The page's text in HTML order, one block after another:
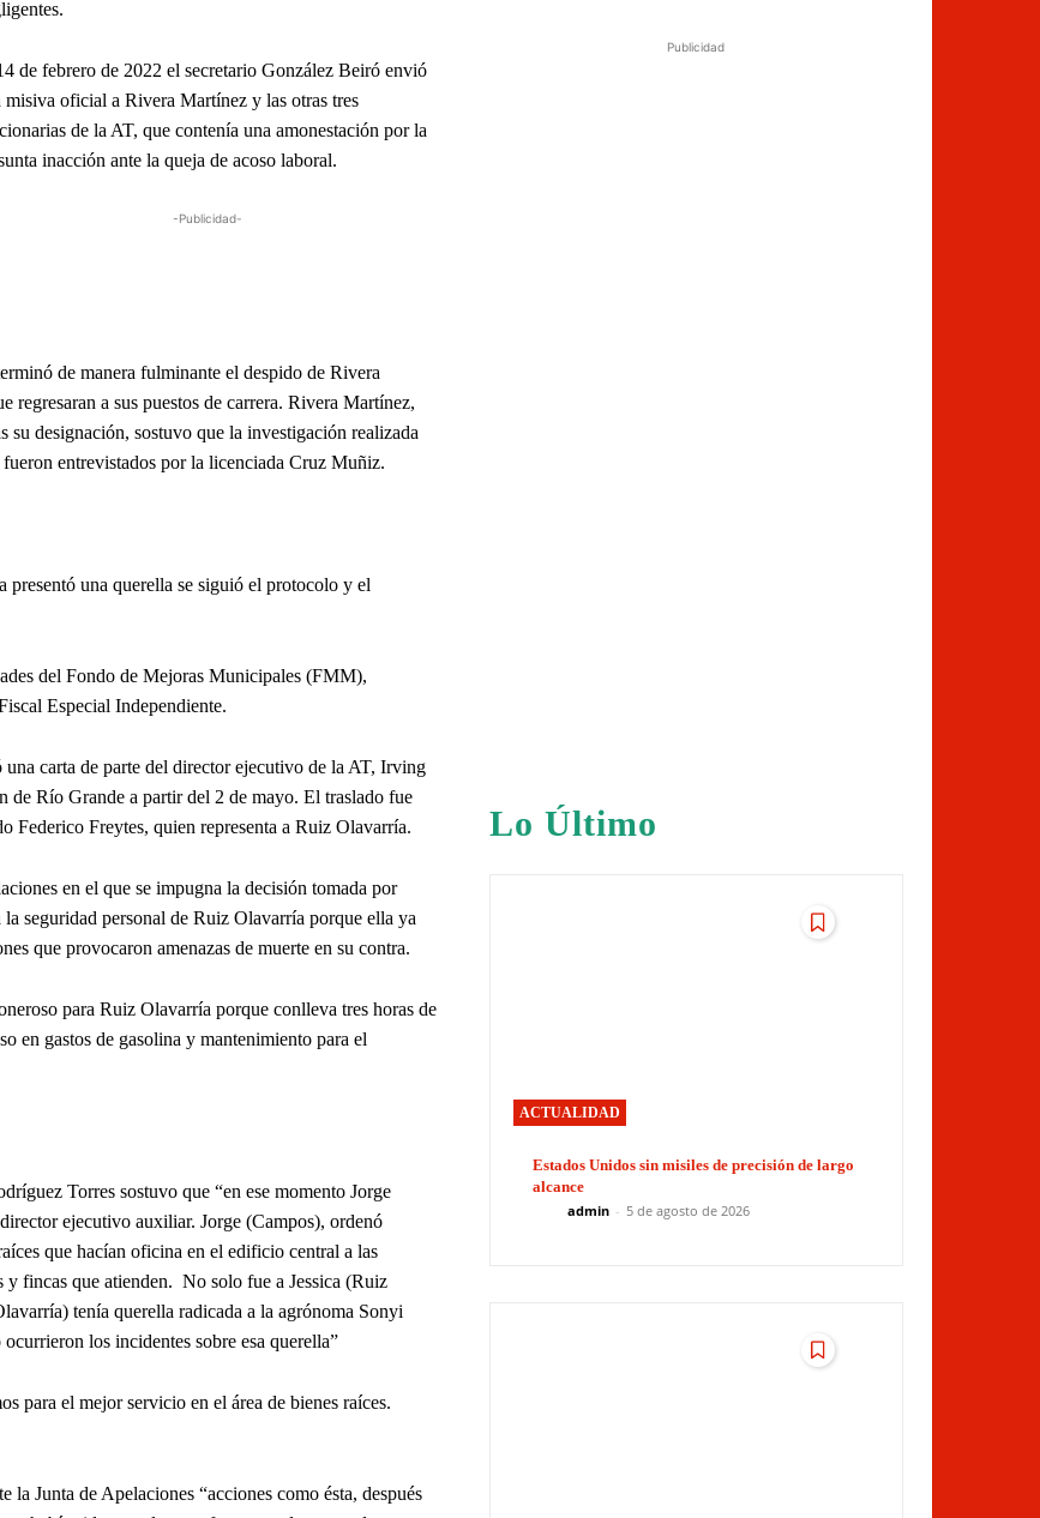
de febrero de 2022 el secretario González Beiró envió
misiva oficial a Rivera Martínez y las otras tres
de la AT, que contenía una amonestación por la
inacción ante la queja de acoso laboral.
-Publicidad-
de manera fulminante el despido de Rivera
a sus puestos de carrera. Rivera Martínez,
designación, sostuvo que la investigación realizada
entrevistados por la licenciada Cruz Muñiz.
presentó una querella se siguió el protocolo y el
del Fondo de Mejoras Municipales (FMM),
Especial Independiente.
carta de parte del director ejecutivo de la AT, Irving
de Río Grande a partir del 2 de mayo. El traslado fue
Federico Freytes, quien representa a Ruiz Olavarría.
en el que se impugna la decisión tomada por
seguridad personal de Ruiz Olavarría porque ella ya
que provocaron amenazas de muerte en su contra.
para Ruiz Olavarría porque conlleva tres horas de
en gastos de gasolina y mantenimiento para el
Torres sostuvo que “en ese momento Jorge
ejecutivo auxiliar. Jorge (Campos), ordenó
que hacían oficina en el edificio central a las
y fincas que atienden. No solo fue a Jessica (Ruiz
tenía querella radicada a la agrónoma Sonyi
los incidentes sobre esa querella”
para el mejor servicio en el área de bienes raíces.
la Junta de Apelaciones “acciones como ésta, después
Publicidad
Lo Último
ACTUALIDAD
Estados Unidos sin misiles de precisión de largo
alcance
admin - 5 de agosto de 2026